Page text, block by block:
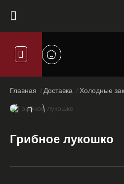
Главная Доставка Холодные
Грибное лукошко